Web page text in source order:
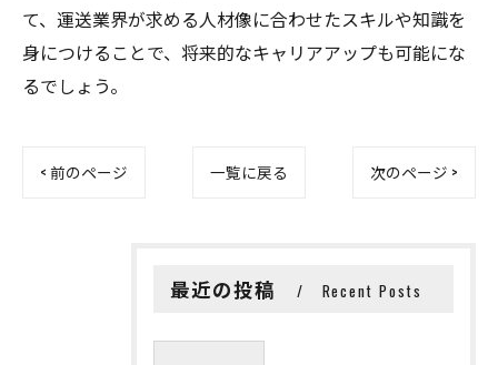
て、運送業界が求める人材像に合わせたスキルや知識を
身につけることで、将来的なキャリアアップも可能にな
るでしょう。
< 前のページ 一覧に戻る 次のページ >
最近の投稿 Recent Posts